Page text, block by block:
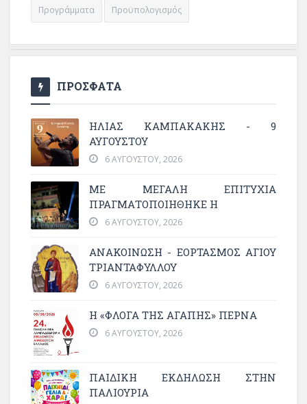
Προγράμματα Προϋπολογισμός
ΠΡΟΣΦΑΤΑ
ΗΛΙΑΣ ΚΑΜΠΑΚΑΚΗΣ - 9
ΑΥΓΟΥΣΤΟΥ
6 ΑΥΓΟΎΣΤΟΥ, 2026
ΜΕ ΜΕΓΆΛΗ ΕΠΙΤΥΧΊΑ
ΠΡΑΓΜΑΤΟΠΟΙΉΘΗΚΕ Η
6 ΑΥΓΟΎΣΤΟΥ, 2026
ΑΝΑΚΟΙΝΩΣΗ - ΕΟΡΤΑΣΜΟΣ ΑΓΙΟΥ
ΤΡΙΑΝΤΑΦΥΛΛΟΥ
6 ΑΥΓΟΎΣΤΟΥ, 2026
Η «ΦΛΌΓΑ ΤΗΣ ΑΓΆΠΗΣ» ΠΕΡΝΆ
6 ΑΥΓΟΎΣΤΟΥ, 2026
ΠΑΙΔΙΚΗ ΕΚΔΗΛΩΣΗ ΣΤΗΝ
ΠΑΛΙΟΥΡΙΑ